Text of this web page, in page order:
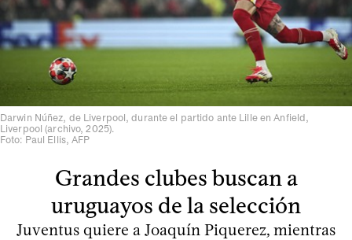
Darwin Núñez, de Liverpool, durante el partido ante Lille en Anfield,
Liverpool (archivo, 2025).
Foto: Paul Ellis, AFP
Grandes clubes buscan a
uruguayos de la selección
Juventus quiere a Joaquín Piquerez, mientras